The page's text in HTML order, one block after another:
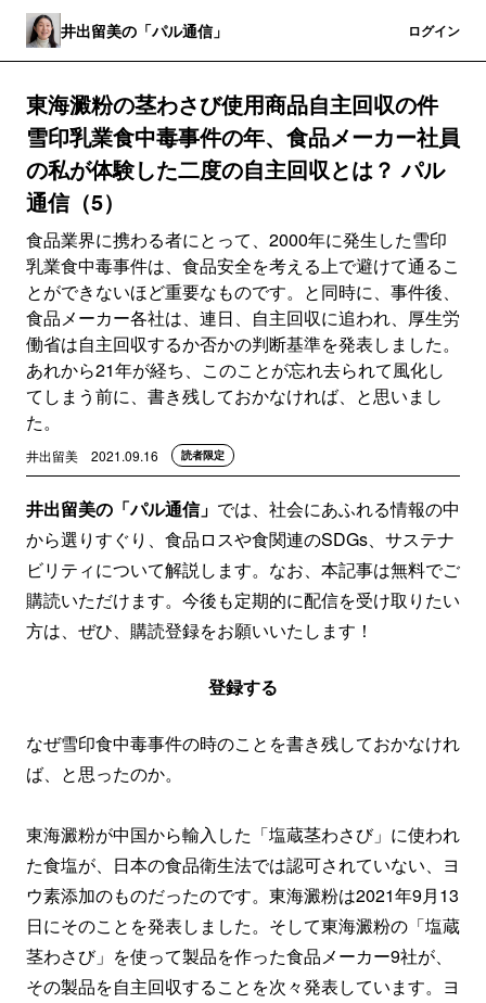
井出留美の「パル通信」 ログイン
東海澱粉の茎わさび使用商品自主回収の件
雪印乳業食中毒事件の年、食品メーカー社員
の私が体験した二度の自主回収とは？ パル
通信（5）
食品業界に携わる者にとって、2000年に発生した雪印
乳業食中毒事件は、食品安全を考える上で避けて通るこ
とができないほど重要なものです。と同時に、事件後、
食品メーカー各社は、連日、自主回収に追われ、厚生労
働省は自主回収するか否かの判断基準を発表しました。
あれから21年が経ち、このことが忘れ去られて風化し
てしまう前に、書き残しておかなければ、と思いまし
た。
井出留美 2021.09.16 読者限定
井出留美の「パル通信」 では、社会にあふれる情報の中
から選りすぐり、食品ロスや食関連のSDGs、サステナ
ビリティについて解説します。なお、本記事は無料でご
購読いただけます。今後も定期的に配信を受け取りたい
方は、ぜひ、購読登録をお願いいたします！
登録する
なぜ雪印食中毒事件の時のことを書き残しておかなけれ
ば、と思ったのか。
東海澱粉が中国から輸入した「塩蔵茎わさび」に使われ
た食塩が、日本の食品衛生法では認可されていない、ヨ
ウ素添加のものだったのです。東海澱粉は2021年9月13
日にそのことを発表しました。そして東海澱粉の「塩蔵
茎わさび」を使って製品を作った食品メーカー9社が、
その製品を自主回収することを次々発表しています。ヨ